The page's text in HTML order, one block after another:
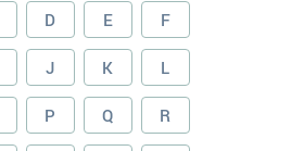
D E F
J K L
P Q R